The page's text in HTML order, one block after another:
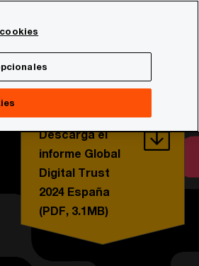
Descarga el
informe Global
Digital Trust
2024 España
(PDF, 3.1MB)